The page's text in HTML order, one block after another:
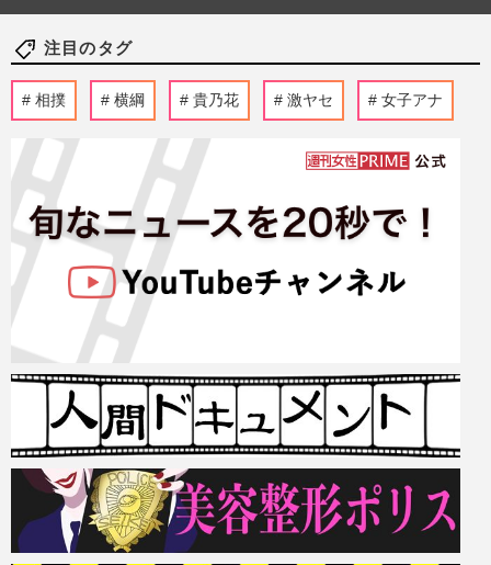
注目のタグ
相撲 横綱 貴乃花 激ヤセ 女子アナ